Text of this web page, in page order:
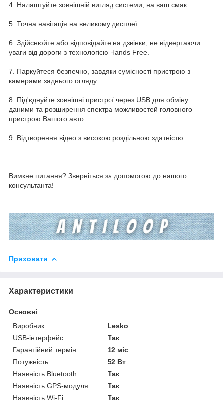
4. Налаштуйте зовнішній вигляд системи, на ваш смак.
5. Точна навігація на великому дисплеї.
6. Здійснюйте або відповідайте на дзвінки, не відвертаючи
уваги від дороги з технологією Hands Free.
7. Паркуйтеся безпечно, завдяки сумісності пристрою з
камерами заднього огляду.
8. Під'єднуйте зовнішні пристрої через USB для обміну
даними та розширення спектра можливостей головного
пристрою Вашого авто.
9. Відтворення відео з високою роздільною здатністю.
Вимкне питання? Зверніться за допомогою до нашого
консультанта!
Приховати
Характеристики
Основні
Виробник
Lesko
USB-інтерфейс
Так
Гарантійний термін
12 міс
Потужність
52 Вт
Наявність Bluetooth
Так
Наявність GPS-модуля
Так
Наявність Wi-Fi
Так